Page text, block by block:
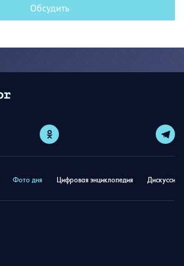
Обсудить
Фото дня Цифровая энциклопедия